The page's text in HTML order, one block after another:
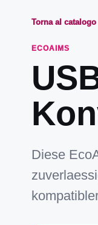
Torna al catalogo
ECOAIMS
Diese